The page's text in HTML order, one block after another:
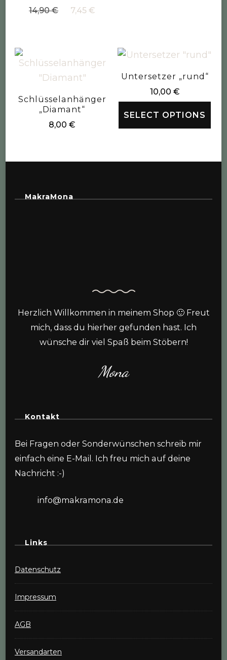
14,90€
Ursprünglicher
7,45€
Schlüsselanhänger
„Diamant“
8,00€
Untersetzer „rund“
10,00 €
SELECT OPTIONS
MakraMona
Herzlich Willkommen in meinem Shop 🙂 Freut
mich, dass du hierher gefunden hast. Ich
wünsche dir viel Spaß beim Stöbern!
Mona
Kontakt
Bei Fragen oder Sonderwünschen schreib mir
einfach eine E-Mail. Ich freu mich auf deine
Nachricht :-)
info@makramona.de
Links
Datenschutz
Impressum
AGB
Versandarten